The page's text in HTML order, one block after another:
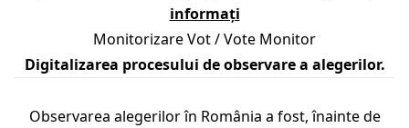
informați
Monitorizare Vot / Vote Monitor
Digitalizarea procesului de observare a alegerilor.
Observarea alegerilor în România a fost, înainte de